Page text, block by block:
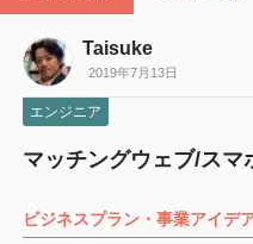
Taisuke
2019年7月13日
エンジニア
マッチングウェブ/スマ
ビジネスプラン・事業アイデ